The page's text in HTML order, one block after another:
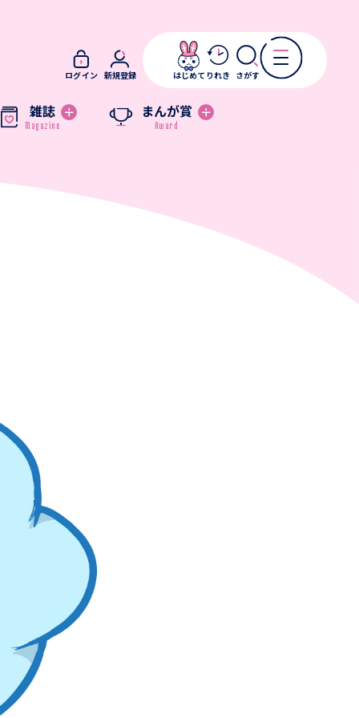
雑誌 まんが賞
ログイン 新規登録 はじめて りれき さがす